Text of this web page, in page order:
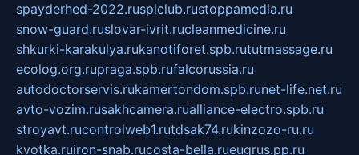
spayderhed-2022.rusplclub.rustoppamedia.ru
snow-guard.ruslovar-ivrit.rucleanmedicine.ru
shkurki-karakulya.rukanotiforet.spb.rututmassage.ru
ecolog.org.rupraga.spb.rufalcorussia.ru
autodoctorservis.rukamertondom.spb.runet-life.net.ru
avto-vozim.rusakhcamera.rualliance-electro.spb.ru
stroyavt.rucontrolweb1.rutdsak74.rukinzozo-ru.ru
kvotka.ruiron-snab.rucosta-bella.rueugrus.pp.ru